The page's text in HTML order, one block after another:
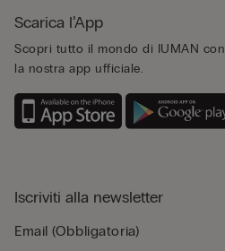
Scarica l’App
Scopri tutto il mondo di IUMAN con
la nostra app ufficiale.
Iscriviti alla newsletter